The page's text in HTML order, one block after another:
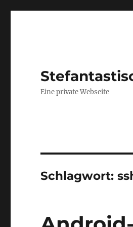
Eine private Webseite
Schlagwort: